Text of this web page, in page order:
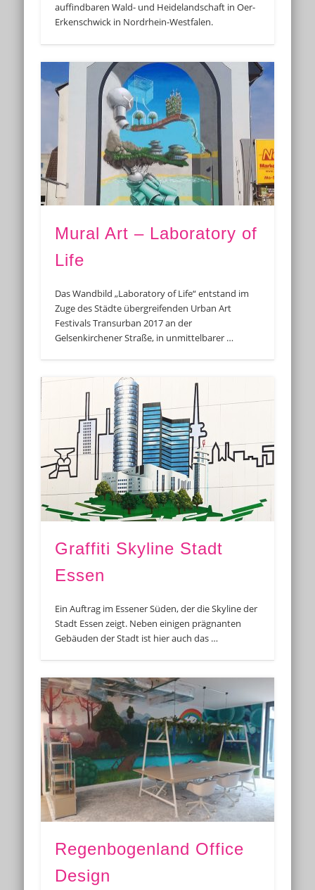
auffindbaren Wald- und Heidelandschaft in Oer-
Erkenschwick in Nordrhein-Westfalen.
Mural Art – Laboratory of
Life
Das Wandbild „Laboratory of Life“ entstand im
Zuge des Städte übergreifenden Urban Art
Festivals Transurban 2017 an der
Gelsenkirchener Straße, in unmittelbarer …
Graffiti Skyline Stadt
Essen
Ein Auftrag im Essener Süden, der die Skyline der
Stadt Essen zeigt. Neben einigen prägnanten
Gebäuden der Stadt ist hier auch das …
Regenbogenland Office
Design